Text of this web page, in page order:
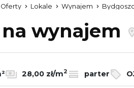
Oferty Lokale Wynajem
wynajem
28,00 zł/m2 parter